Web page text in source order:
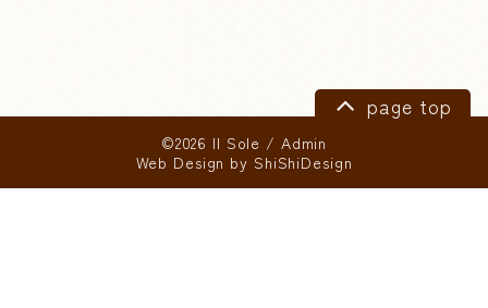
page top
©2026 Il Sole / Admin
Web Design by ShiShiDesign